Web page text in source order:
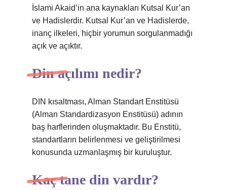
İslami Akaid’in ana kaynakları Kutsal Kur’an
ve Hadislerdir. Kutsal Kur’an ve Hadislerde,
inanç ilkeleri, hiçbir yorumun sorgulanmadığı
açık ve açıktır.
Din açılımı nedir?
DIN kısaltması, Alman Standart Enstitüsü
(Alman Standardizasyon Enstitüsü) adının
baş harflerinden oluşmaktadır. Bu Enstitü,
standartların belirlenmesi ve geliştirilmesi
konusunda uzmanlaşmış bir kuruluştur.
Kaç tane din vardır?